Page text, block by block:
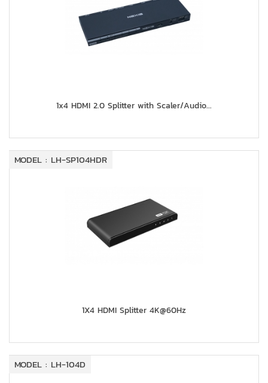
1x4 HDMI 2.0 Splitter with Scaler/Audio...
MODEL : LH-SP104HDR
1X4 HDMI Splitter 4K@60Hz
MODEL : LH-104D